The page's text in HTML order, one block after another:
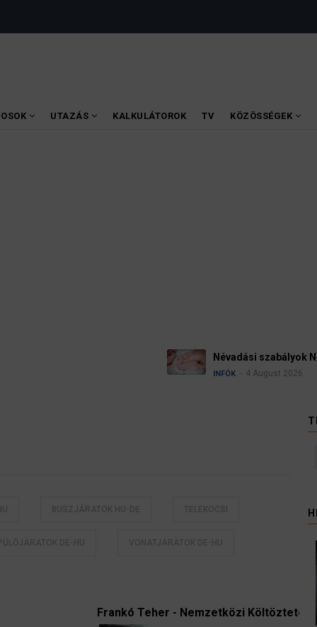
UTAZÁS KALKULÁTOROK TV KÖZÖSSÉGEK
Frankó Teher - Nemzetközi Költöztetés